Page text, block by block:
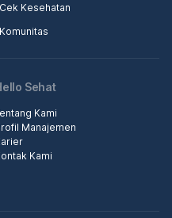
Cek Kesehatan
Komunitas
Sehat
Kami
Manajemen
Kami